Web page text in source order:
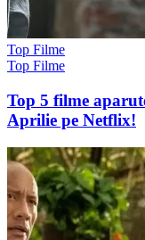
Top Filme
Top Filme
Top 5 filme
Aprilie pe Netflix!